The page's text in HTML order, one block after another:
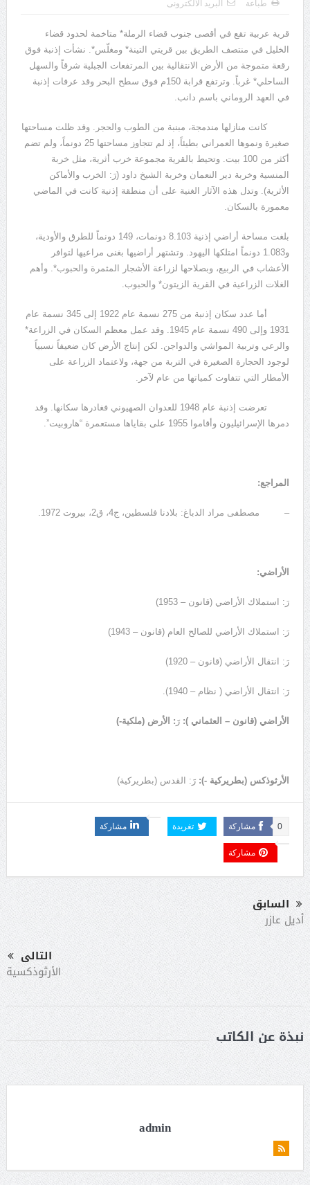
طباعة
البريد الالكترونى
قرية عربية تقع في أقصى جنوب قضاء الرملة* متاخمة لحدود قضاء
الخليل في منتصف الطريق بين قريتي التينة* ومغلّس*. نشأت إذنبة فوق
رقعة متموجة من الأرض الانتقالية بين المرتفعات الجبلية شرقاً والسهل
الساحلي* غرباً. وترتفع قرابة 150م فوق سطح البحر وقد عرفات إذنبة
في العهد الروماني باسم دانب.
كانت منازلها مندمجة، مبنبة من الطوب والحجر. وقد ظلت مساحتها
صغيرة ونموها العمراني بطيئاً، إذ لم تتجاوز مساحتها 25 دونماً، ولم تضم
أكثر من 100 بيت. وتحيط بالقرية مجموعة خرب أثرية، مثل خربة
المنسية وخربة دير النعمان وخربة الشيخ داود (رَ: الخرب والأماكن
الأثرية). وتدل هذه الآثار الغنية على أن منطقة إذنية كانت في الماضي
معمورة بالسكان.
بلغت مساحة أراضي إذنية 8.103 دونمات، 149 دونماً للطرق والأودية،
و1.083 دونماً امتلكها اليهود. وتشتهر أراضيها بغنى مراعيها لتوافر
الأعشاب في الربيع، وبصلاحها لزراعة الأشجار المثمرة والحبوب*. وأهم
الغلات الزراعية في القرية الزيتون* والحبوب.
أما عدد سكان إذنبة من 275 نسمة عام 1922 إلى 345 نسمة عام
1931 وإلى 490 نسمة عام 1945. وقد عمل معظم السكان في الزراعة*
والرعي وتربية المواشي والدواجن. لكن إنتاج الأرض كان ضعيفاً نسبياً
لوجود الحجارة الصغيرة في التربة من جهة، ولاعتماد الزراعة على
الأمطار التي تتفاوت كمياتها من عام لآخر.
تعرضت إذنبة عام 1948 للعدوان الصهيوني فغادرها سكانها. وقد
دمرها الإسرائيليون وأقاموا 1955 على بقاياها مستعمرة “هاروبيت”.
المراجع:
– مصطفى مراد الدباغ: بلادنا فلسطين، ج4، ق2، بيروت 1972.
الأراضي:
رَ: استملاك الأراضي (قانون – 1953)
رَ: استملاك الأراضي للصالح العام (قانون – 1943)
رَ: انتقال الأراضي (قانون – 1920)
رَ: انتقال الأراضي ( نظام – 1940).
الأراضي (قانون – العثماني ): رََ : الأرض (ملكية-)
الأرثوذكس (بطريركية -): رََ: القدس (بطريركية)
مشاركة 0 تغريدة مشاركة
مشاركة
السابق
أديل عازر
التالى
الأرثوذكسية
نبذة عن الكاتب
admin